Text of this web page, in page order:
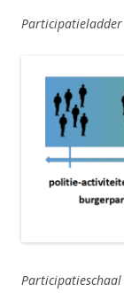
Participatieschaal